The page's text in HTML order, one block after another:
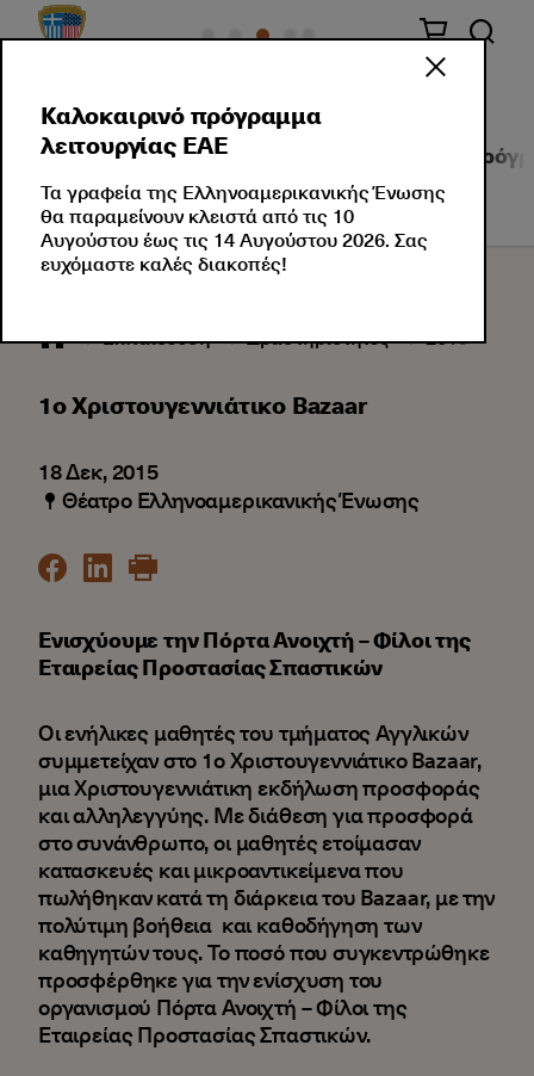
Τμήματα Αγγλικών
Εκπαίδευση Δραστηριότητες 2015
1o Χριστουγεννιάτικο Bazaar
18 Δεκ, 2015
Θέατρο Ελληνοαμερικανικής Ένωσης
Ενισχύουμε την Πόρτα Ανοιχτή – Φίλοι της
Εταιρείας Προστασίας Σπαστικών
Οι ενήλικες μαθητές του τμήματος Αγγλικών
συμμετείχαν στο 1ο Χριστουγεννιάτικο Bazaar,
μια Χριστουγεννιάτικη εκδήλωση προσφοράς
και αλληλεγγύης. Με διάθεση για προσφορά
στο συνάνθρωπο, οι μαθητές ετοίμασαν
κατασκευές και μικροαντικείμενα που
πωλήθηκαν κατά τη διάρκεια του Bazaar, με την
πολύτιμη βοήθεια και καθοδήγηση των
καθηγητών τους. Το ποσό που συγκεντρώθηκε
προσφέρθηκε για την ενίσχυση του
οργανισμού Πόρτα Ανοιχτή – Φίλοι της
Εταιρείας Προστασίας Σπαστικών.
Καλοκαιρινό πρόγραμμα
λειτουργίας ΕΑΕ
Τα γραφεία της Ελληνοαμερικανικής Ένωσης
θα παραμείνουν κλειστά από τις 10
Αυγούστου έως τις 14 Αυγούστου 2026. Σας
ευχόμαστε καλές διακοπές!